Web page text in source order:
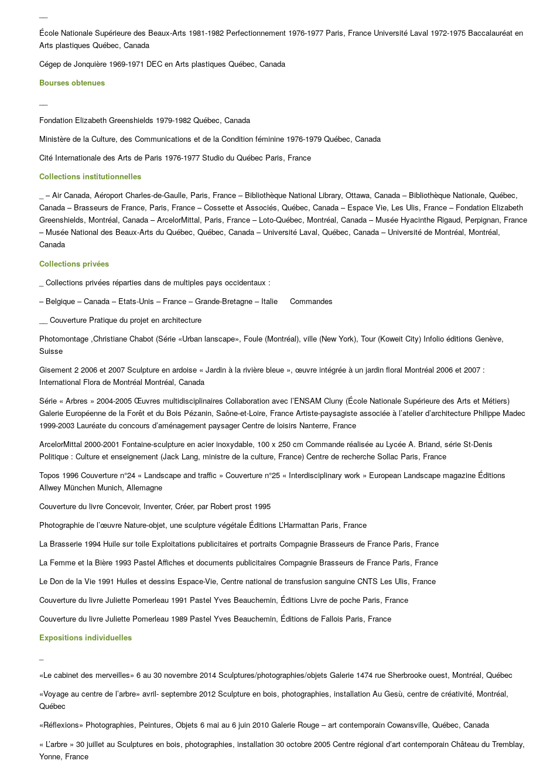
École Nationale Supérieure des Beaux-Arts 1981-1982 Perfectionnement 1976-1977 Paris, France Université Laval 1972-1975 Baccalauréat en
Arts plastiques Québec, Canada
Cégep de Jonquière 1969-1971 DEC en Arts plastiques Québec, Canada
Bourses obtenues
Fondation Elizabeth Greenshields 1979-1982 Québec, Canada
Ministère de la Culture, des Communications et de la Condition féminine 1976-1979 Québec, Canada
Cité Internationale des Arts de Paris 1976-1977 Studio du Québec Paris, France
Collections institutionnelles
_ – Air Canada, Aéroport Charles-de-Gaulle, Paris, France – Bibliothèque National Library, Ottawa, Canada – Bibliothèque Nationale, Québec,
Canada – Brasseurs de France, Paris, France – Cossette et Associés, Québec, Canada – Espace Vie, Les Ulis, France – Fondation Elizabeth
Greenshields, Montréal, Canada – ArcelorMittal, Paris, France – Loto-Québec, Montréal, Canada – Musée Hyacinthe Rigaud, Perpignan, France
– Musée National des Beaux-Arts du Québec, Québec, Canada – Université Laval, Québec, Canada – Université de Montréal, Montréal,
Canada
Collections privées
_ Collections privées réparties dans de multiples pays occidentaux :
– Belgique – Canada – Etats-Unis – France – Grande-Bretagne – Italie Commandes
__ Couverture Pratique du projet en architecture
Photomontage ,Christiane Chabot (Série «Urban lanscape», Foule (Montréal), ville (New York), Tour (Koweit City) Infolio éditions Genève,
Suisse
Gisement 2 2006 et 2007 Sculpture en ardoise « Jardin à la rivière bleue », œuvre intégrée à un jardin floral Montréal 2006 et 2007 :
International Flora de Montréal Montréal, Canada
Série « Arbres » 2004-2005 Œuvres multidisciplinaires Collaboration avec l’ENSAM Cluny (École Nationale Supérieure des Arts et Métiers)
Galerie Européenne de la Forêt et du Bois Pézanin, Saône-et-Loire, France Artiste-paysagiste associée à l’atelier d’architecture Philippe Madec
1999-2003 Lauréate du concours d’aménagement paysager Centre de loisirs Nanterre, France
ArcelorMittal 2000-2001 Fontaine-sculpture en acier inoxydable, 100 x 250 cm Commande réalisée au Lycée A. Briand, série St-Denis
Politique : Culture et enseignement (Jack Lang, ministre de la culture, France) Centre de recherche Sollac Paris, France
Topos 1996 Couverture n°24 « Landscape and traffic » Couverture n°25 « Interdisciplinary work » European Landscape magazine Éditions
Allwey München Munich, Allemagne
Couverture du livre Concevoir, Inventer, Créer, par Robert prost 1995
Photographie de l’œuvre Nature-objet, une sculpture végétale Éditions L’Harmattan Paris, France
La Brasserie 1994 Huile sur toile Exploitations publicitaires et portraits Compagnie Brasseurs de France Paris, France
La Femme et la Bière 1993 Pastel Affiches et documents publicitaires Compagnie Brasseurs de France Paris, France
Le Don de la Vie 1991 Huiles et dessins Espace-Vie, Centre national de transfusion sanguine CNTS Les Ulis, France
Couverture du livre Juliette Pomerleau 1991 Pastel Yves Beauchemin, Éditions Livre de poche Paris, France
Couverture du livre Juliette Pomerleau 1989 Pastel Yves Beauchemin, Éditions de Fallois Paris, France
Expositions individuelles
«Le cabinet des merveilles» 6 au 30 novembre 2014 Sculptures/photographies/objets Galerie 1474 rue Sherbrooke ouest, Montréal, Québec
«Voyage au centre de l’arbre» avril- septembre 2012 Sculpture en bois, photographies, installation Au Gesù, centre de créativité, Montréal,
Québec
«Réflexions» Photographies, Peintures, Objets 6 mai au 6 juin 2010 Galerie Rouge – art contemporain Cowansville, Québec, Canada
« L’arbre » 30 juillet au Sculptures en bois, photographies, installation 30 octobre 2005 Centre régional d’art contemporain Château du Tremblay,
Yonne, France